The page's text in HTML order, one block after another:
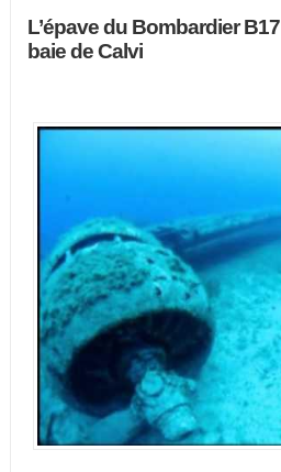
L’épave du Bombardier
baie de Calvi